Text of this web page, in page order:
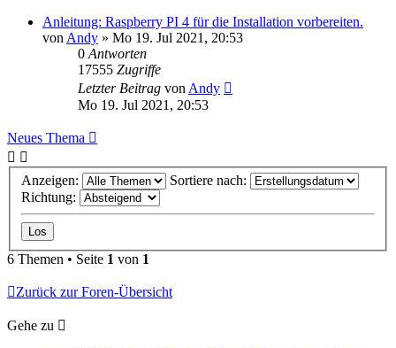
Anleitung: Raspberry PI 4 für die Installation vorbereiten.
von Andy » Mo 19. Jul 2021, 20:53
0 Antworten
17555 Zugriffe
Letzter Beitrag von Andy
Mo 19. Jul 2021, 20:53
Neues Thema
Anzeigen:
Sortiere nach:
Richtung:
6 Themen • Seite 1 von 1
Zurück zur Foren-Übersicht
Gehe zu